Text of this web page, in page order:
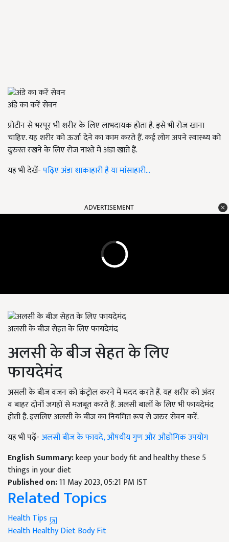
अंडे का करें सेवन
प्रोटीन से भरपूर भी शरीर के लिए लाभदायक होता है. इसे भी रोज खाना
चाहिए. यह शरीर को ऊर्जा देने का काम करते हैं. कई लोग अपने स्वास्थ्य को
दुरुस्त रखने के लिए रोज नाश्ते में अंडा खाते हैं.
यह भी देखें-पढ़िए अंडा शाकाहारी है या मांसाहारी...
ADVERTISEMENT
अलसी के बीज सेहत के लिए फायदेमंद
अलसी के बीज सेहत के लिए
फायदेमंद
असली के बीज वजन को कंट्रोल करने में मदद करते हैं. यह शरीर को अंदर
व बाहर दोनों जगहों से मजबूत करते हैं. अलसी बालों के लिए भी फायदेमंद
होती है. इसलिए अलसी के बीज का नियमित रूप से जरुर सेवन करें.
यह भी पढ़ें-अलसी बीज के फायदे, औषधीय गुण और औद्योगिक उपयोग
English Summary:keep your body fit and healthy these 5
things in your diet
Published on:11 May 2023, 05:21 PM IST
Related Topics
Health Tips
HealthHealthy DietBody Fit